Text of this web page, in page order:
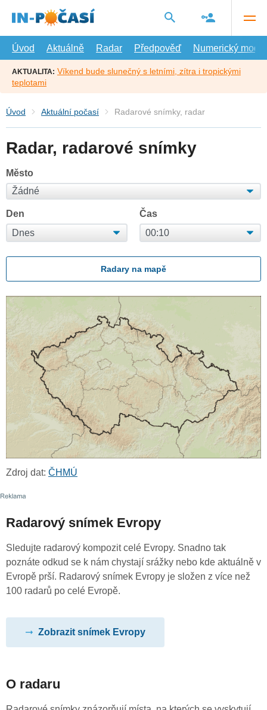
hlavní
Úvod
Aktuálně Radar Předpověď Numerický model
AKTUALITA: Víkend bude slunečný s letními, zítra i tropickými
teplotami
Úvod Aktuální počasí Radarové snímky, radar
Radar, radarové snímky
Město
Den Čas
Radary na mapě
Zdroj dat: ČHMÚ
Radarový snímek Evropy
Sledujte radarový kompozit celé Evropy. Snadno tak
poznáte odkud se k nám chystají srážky nebo kde aktuálně v
Evropě prší. Radarový snímek Evropy je složen z více než
100 radarů po celé Evropě.
Zobrazit snímek Evropy
O radaru